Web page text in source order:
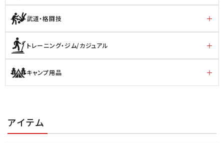
武道・格闘技
トレーニング・ジム/カジュアル
キャンプ用品
アイテム